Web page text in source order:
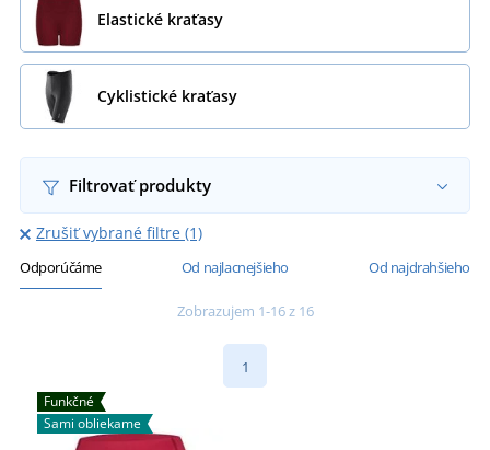
Elastické kraťasy
Cyklistické kraťasy
Filtrovať produkty
Zrušiť vybrané filtre (1)
Odporúčáme Od najlacnejšieho Od najdrahšieho
Zobrazujem 1-16 z 16
1
Funkčné
Sami obliekame